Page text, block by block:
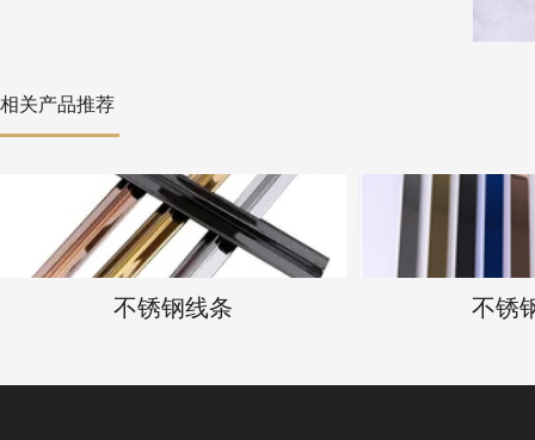
相关产品推荐
不锈钢线条 不锈